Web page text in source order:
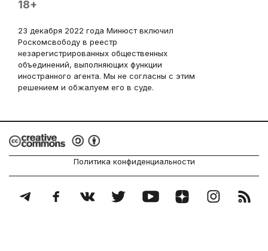
18+
23 декабря 2022 года Минюст включил
Роскомсвободу в реестр
незарегистрированных общественных
объединений, выполняющих функции
иностранного агента. Мы не согласны с этим
решением и обжалуем его в суде.
Политика конфиденциальности